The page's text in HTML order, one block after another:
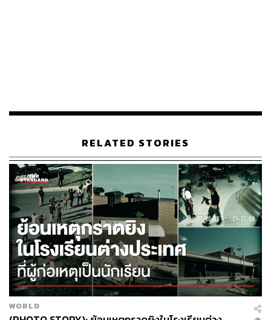
พร้อมระบุว่า การที่ประธานาธิบดีสหรัฐฯ เดินทางเยือนจีน ถือ
เป็นสัญญาณเชิงบวก และในเร็ว ๆ นี้ ประธานสภาอิหร่าน ซึ่ง
เป็นผู้ได้รับมอบหมายในการเจรจาต่าง ๆ ก็จะเดินทางเยือนจีน
เช่นกัน จึงมองว่าทุกอย่างมีพัฒนาการไปในทิศทางที่ดี พร้อม
หวังว่าวิกฤตด้านพลังงานและเศรษฐกิจจะคลี่คลายโดยเร็ว
เมื่อถามถึงการขยายความร่วมมือด้านพลังงานกับ
ประเทศไทย วันมูฮัมหมัดนอร์กล่าวว่า อิหร่านพร้อมให้ความ
ร่วมมือกับไทยในทุกด้าน ซึ่งรวมถึงด้านพลังงาน เนื่องจากทั้ง
สองประเทศเป็นคู่ค้าที่สำคัญ และไทยยังส่งออกข้าวไปยัง
อิหร่านในปริมาณมาก โดยยืนยันว่าอิหร่านพร้อมให้ความ
ร่วมมือทุกประการกับประเทศไทย รวมถึงด้านพลังงาน ซึ่งจะ
ต้องหารือกับหน่วยงานที่เกี่ยวข้องต่อไป และเชื่อว่าจะไม่มี
RELATED STORIES
WORLD